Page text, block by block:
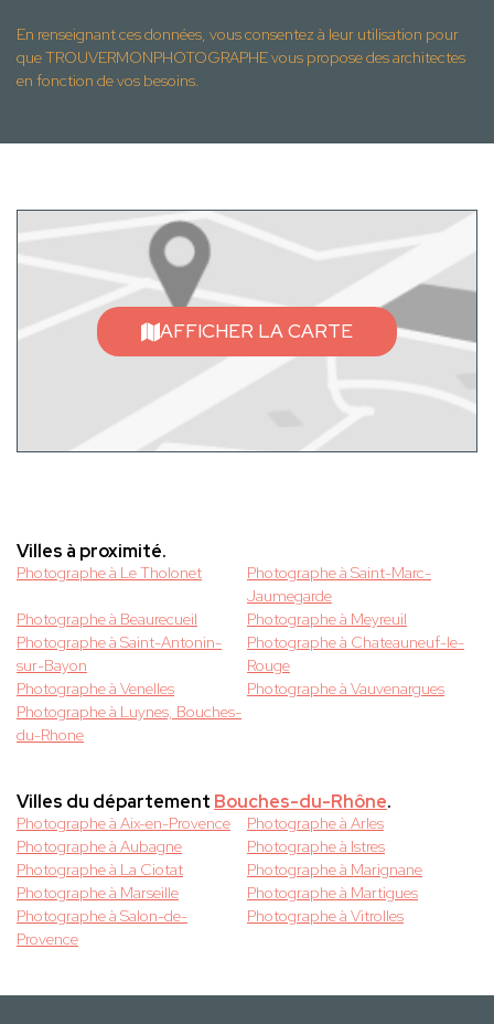
En renseignant ces données, vous consentez à leur utilisation pour
que TROUVERMONPHOTOGRAPHE vous propose des architectes
en fonction de vos besoins.
AFFICHER LA CARTE
Villes à proximité.
Photographe à Le Tholonet
Photographe à Saint-Marc-
Jaumegarde
Photographe à Beaurecueil
Photographe à Meyreuil
Photographe à Saint-Antonin-
sur-Bayon
Photographe à Chateauneuf-le-
Rouge
Photographe à Venelles
Photographe à Vauvenargues
Photographe à Luynes, Bouches-
du-Rhone
Villes du département Bouches-du-Rhône.
Photographe à Aix-en-Provence
Photographe à Arles
Photographe à Aubagne
Photographe à Istres
Photographe à La Ciotat
Photographe à Marignane
Photographe à Marseille
Photographe à Martigues
Photographe à Salon-de-
Provence
Photographe à Vitrolles